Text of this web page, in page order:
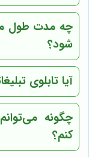
چه مدت طول
شود؟
آیا تابلوی
چگونه
کنم؟